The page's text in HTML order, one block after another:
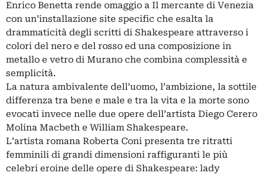
Enrico Benetta rende omaggio a Il mercante di Venezia
con un’installazione site specific che esalta la
drammaticità degli scritti di Shakespeare attraverso i
colori del nero e del rosso ed una composizione in
metallo e vetro di Murano che combina complessità e
semplicità.
La natura ambivalente dell’uomo, l’ambizione, la sottile
differenza tra bene e male e tra la vita e la morte sono
evocati invece nelle due opere dell’artista Diego Cerero
Molina Macbeth e William Shakespeare.
L’artista romana Roberta Coni presenta tre ritratti
femminili di grandi dimensioni raffiguranti le più
celebri eroine delle opere di Shakespeare: lady